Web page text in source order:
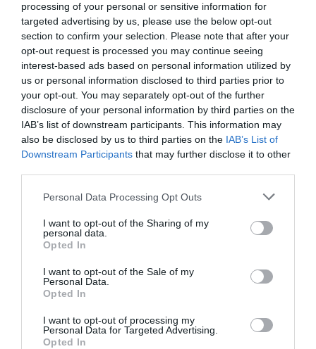
processing of your personal or sensitive information for
targeted advertising by us, please use the below opt-out
section to confirm your selection. Please note that after your
opt-out request is processed you may continue seeing
interest-based ads based on personal information utilized by
us or personal information disclosed to third parties prior to
your opt-out. You may separately opt-out of the further
disclosure of your personal information by third parties on the
IAB’s list of downstream participants. This information may
also be disclosed by us to third parties on the IAB’s List of
Downstream Participants that may further disclose it to other
Please note that this website/app uses one or more Google
not limited to your visit or usage behaviour. You may click to
grant or deny consent to Google and its third-party tags to
use your data for below specified purposes in below Google
consent section.
Personal Data Processing Opt Outs
I want to opt-out of the Sharing of my
personal data.
Opted In
I want to opt-out of the Sale of my
Personal Data.
Opted In
I want to opt-out of processing my
Personal Data for Targeted Advertising.
Opted In